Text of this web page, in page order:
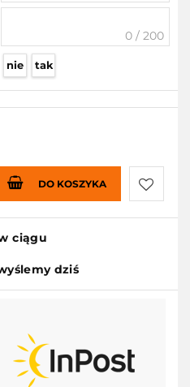
0 / 200
nie tak
DO KOSZYKA
Do
ciągu
dziś